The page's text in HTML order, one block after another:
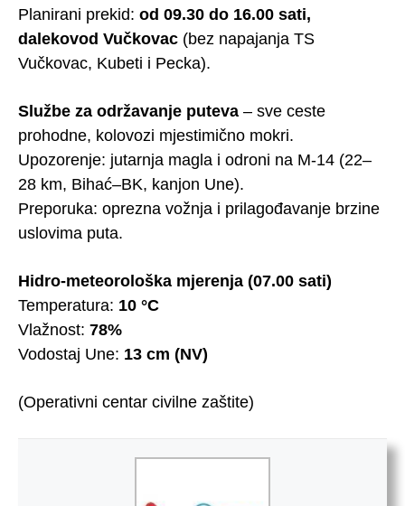
Planirani prekid: od 09.30 do 16.00 sati,
dalekovod Vučkovac (bez napajanja TS
Vučkovac, Kubeti i Pecka).
Službe za održavanje puteva – sve ceste
prohodne, kolovozi mjestimično mokri.
Upozorenje: jutarnja magla i odroni na M-14 (22–
28 km, Bihać–BK, kanjon Une).
Preporuka: oprezna vožnja i prilagođavanje brzine
uslovima puta.
Hidro-meteorološka mjerenja (07.00 sati)
Temperatura: 10 °C
Vlažnost: 78%
Vodostaj Une: 13 cm (NV)
(Operativni centar civilne zaštite)